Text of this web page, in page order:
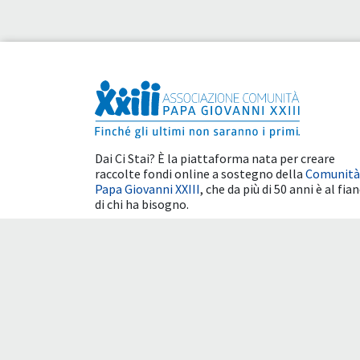
Dai Ci Stai? È la piattaforma nata per creare
raccolte fondi online a sostegno della Comunità
Papa Giovanni XXIII, che da più di 50 anni è al
di chi ha bisogno.